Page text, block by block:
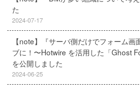
た
2024-07-17
【note】『サーバ側だけでフォーム画
ブに！〜Hotwire を活用した「Ghost
を公開しました
2024-06-25